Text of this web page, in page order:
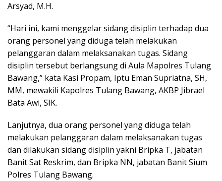
Arsyad, M.H.
“Hari ini, kami menggelar sidang disiplin terhadap dua
orang personel yang diduga telah melakukan
pelanggaran dalam melaksanakan tugas. Sidang
disiplin tersebut berlangsung di Aula Mapolres Tulang
Bawang,” kata Kasi Propam, Iptu Eman Supriatna, SH,
MM, mewakili Kapolres Tulang Bawang, AKBP Jibrael
Bata Awi, SIK.
Lanjutnya, dua orang personel yang diduga telah
melakukan pelanggaran dalam melaksanakan tugas
dan dilakukan sidang disiplin yakni Bripka T, jabatan
Banit Sat Reskrim, dan Bripka NN, jabatan Banit Sium
Polres Tulang Bawang.